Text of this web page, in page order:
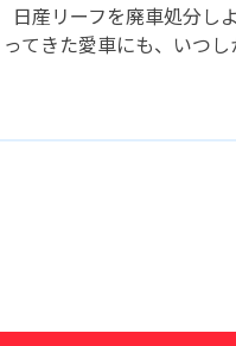
日産リーフを廃車処分し
ってきた愛車にも、いつ